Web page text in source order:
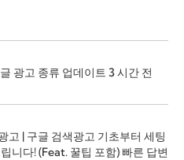
광고 종류 업데이트 3 시간 전
고 | 구글 검색광고 기초부터 세팅
니다! (Feat. 꿀팁 포함) 빠른 답변